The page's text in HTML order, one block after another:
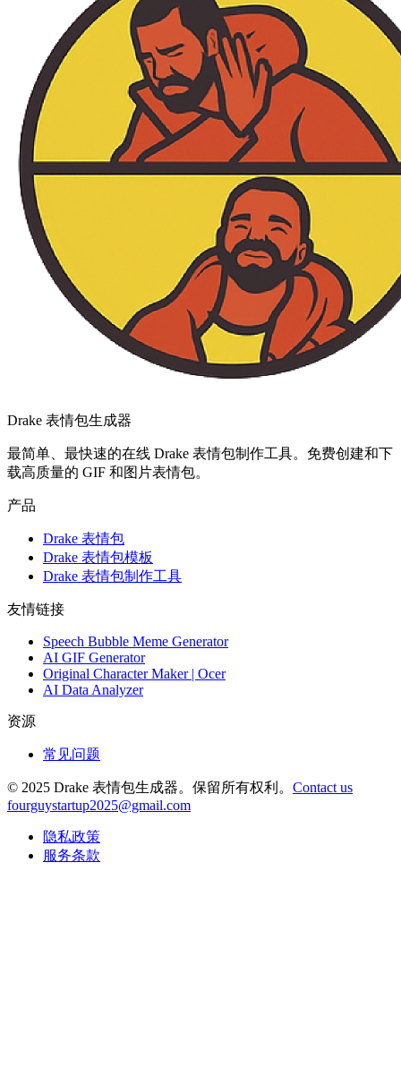
Drake 表情包生成器
最简单、最快速的在线 Drake 表情包制作工具。免费创建和下
载高质量的 GIF 和图片表情包。
产品
Drake 表情包
Drake 表情包模板
Drake 表情包制作工具
友情链接
Speech Bubble Meme Generator
AI GIF Generator
Original Character Maker | Ocer
AI Data Analyzer
资源
常见问题
© 2025 Drake 表情包生成器。保留所有权利。 Contact us
fourguystartup2025@gmail.com
隐私政策
服务条款